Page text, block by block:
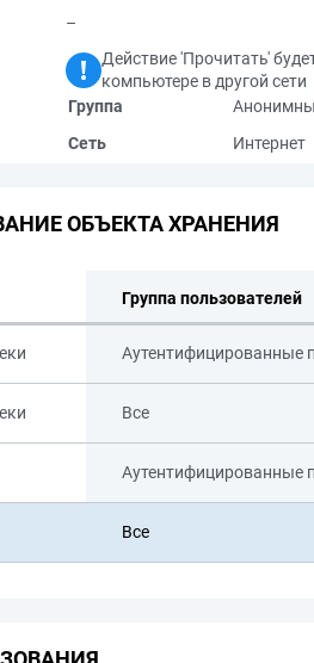
–
Действие 'Прочитать'
компьютере в другой сети
Группа
Сеть
Интернет
ОБЪЕКТА ХРАНЕНИЯ
Группа пользователей
Аутентифицированные
Все
Аутентифицированные
Все